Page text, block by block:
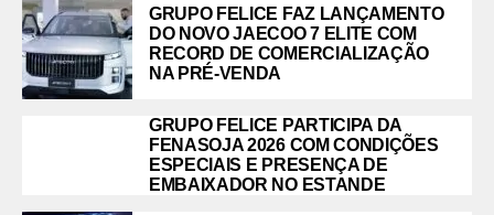
GRUPO FELICE FAZ LANÇAMENTO
DO NOVO JAECOO 7 ELITE COM
RECORD DE COMERCIALIZAÇÃO
NA PRÉ-VENDA
GRUPO FELICE PARTICIPA DA
FENASOJA 2026 COM CONDIÇÕES
ESPECIAIS E PRESENÇA DE
EMBAIXADOR NO ESTANDE